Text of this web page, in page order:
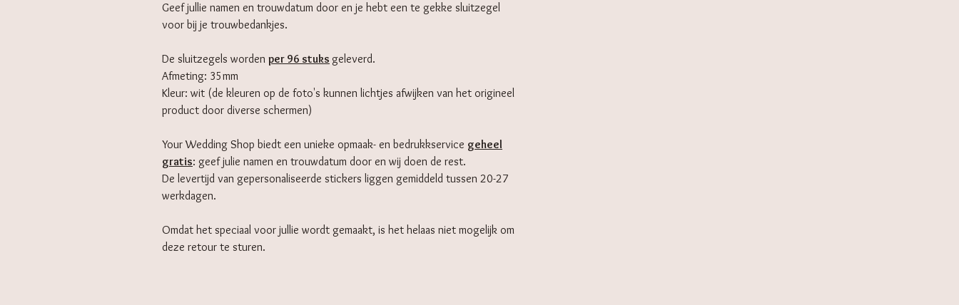
Geef jullie namen en trouwdatum door en je hebt een te gekke sluitzegel
voor bij je trouwbedankjes.
De sluitzegels worden per 96 stuks geleverd.
Afmeting: 35mm
Kleur: wit (de kleuren op de foto's kunnen lichtjes afwijken van het origineel
product door diverse schermen)
Your Wedding Shop biedt een unieke opmaak- en bedrukkservice geheel
gratis: geef julie namen en trouwdatum door en wij doen de rest.
De levertijd van gepersonaliseerde stickers liggen gemiddeld tussen 20-27
werkdagen.
Omdat het speciaal voor jullie wordt gemaakt, is het helaas niet mogelijk om
deze retour te sturen.